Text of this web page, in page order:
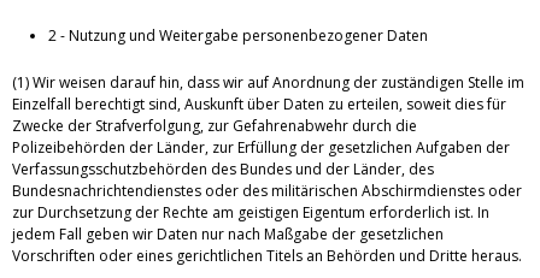
2 - Nutzung und Weitergabe personenbezogener Daten
(1) Wir weisen darauf hin, dass wir auf Anordnung der zuständigen Stelle im
Einzelfall berechtigt sind, Auskunft über Daten zu erteilen, soweit dies für
Zwecke der Strafverfolgung, zur Gefahrenabwehr durch die
Polizeibehörden der Länder, zur Erfüllung der gesetzlichen Aufgaben der
Verfassungsschutzbehörden des Bundes und der Länder, des
Bundesnachrichtendienstes oder des militärischen Abschirmdienstes oder
zur Durchsetzung der Rechte am geistigen Eigentum erforderlich ist. In
jedem Fall geben wir Daten nur nach Maßgabe der gesetzlichen
Vorschriften oder eines gerichtlichen Titels an Behörden und Dritte heraus.